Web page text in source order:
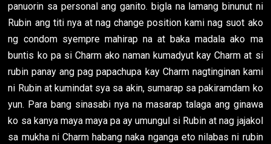
panuorin sa personal ang ganito. bigla na lamang binunut ni
Rubin ang titi nya at nag change position kami nag suot ako
ng condom syempre mahirap na at baka madala ako ma
buntis ko pa si Charm ako naman kumadyut kay Charm at si
rubin panay ang pag papachupa kay Charm nagtinginan kami
ni Rubin at kumindat sya sa akin, sumarap sa pakiramdam ko
yun. Para bang sinasabi nya na masarap talaga ang ginawa
ko sa kanya maya maya pa ay umungul si Rubin at nag jajakol
sa mukha ni Charm habang naka nganga eto nilabas ni rubin